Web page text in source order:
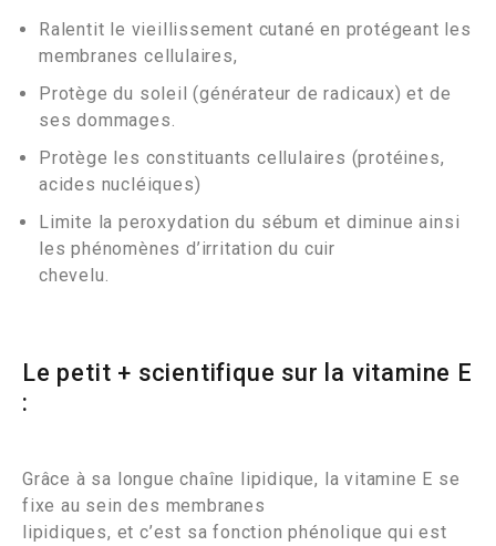
Ralentit le vieillissement cutané en protégeant les
membranes cellulaires,
Protège du soleil (générateur de radicaux) et de
ses dommages.
Protège les constituants cellulaires (protéines,
acides nucléiques)
Limite la peroxydation du sébum et diminue ainsi
les phénomènes d’irritation du cuir
chevelu.
Le petit + scientifique sur la vitamine E
:
Grâce à sa longue chaîne lipidique, la vitamine E se
fixe au sein des membranes
lipidiques, et c’est sa fonction phénolique qui est